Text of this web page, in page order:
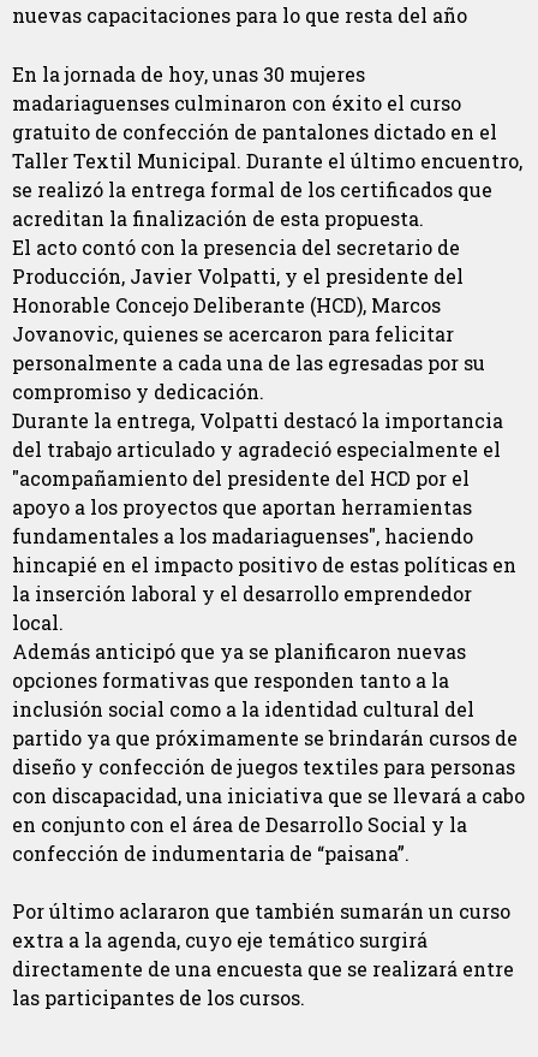
nuevas capacitaciones para lo que resta del año
En la jornada de hoy, unas 30 mujeres
madariaguenses culminaron con éxito el curso
gratuito de confección de pantalones dictado en el
Taller Textil Municipal. Durante el último encuentro,
se realizó la entrega formal de los certificados que
acreditan la finalización de esta propuesta.
El acto contó con la presencia del secretario de
Producción, Javier Volpatti, y el presidente del
Honorable Concejo Deliberante (HCD), Marcos
Jovanovic, quienes se acercaron para felicitar
personalmente a cada una de las egresadas por su
compromiso y dedicación.
Durante la entrega, Volpatti destacó la importancia
del trabajo articulado y agradeció especialmente el
"acompañamiento del presidente del HCD por el
apoyo a los proyectos que aportan herramientas
fundamentales a los madariaguenses", haciendo
hincapié en el impacto positivo de estas políticas en
la inserción laboral y el desarrollo emprendedor
local.
Además anticipó que ya se planificaron nuevas
opciones formativas que responden tanto a la
inclusión social como a la identidad cultural del
partido ya que próximamente se brindarán cursos de
diseño y confección de juegos textiles para personas
con discapacidad, una iniciativa que se llevará a cabo
en conjunto con el área de Desarrollo Social y la
confección de indumentaria de “paisana”.
Por último aclararon que también sumarán un curso
extra a la agenda, cuyo eje temático surgirá
directamente de una encuesta que se realizará entre
las participantes de los cursos.